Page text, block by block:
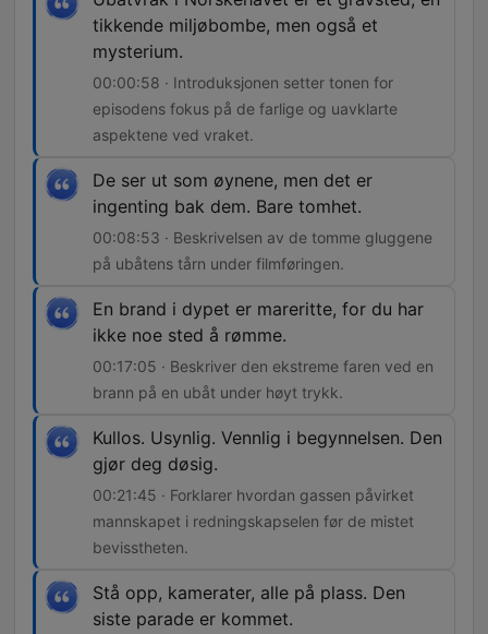
tikkende miljøbombe, men også et
mysterium.
00:00:58 · Introduksjonen setter tonen for
episodens fokus på de farlige og uavklarte
aspektene ved vraket.
De ser ut som øynene, men det er
ingenting bak dem. Bare tomhet.
00:08:53 · Beskrivelsen av de tomme gluggene
på ubåtens tårn under filmføringen.
En brand i dypet er mareritte, for du har
ikke noe sted å rømme.
00:17:05 · Beskriver den ekstreme faren ved en
brann på en ubåt under høyt trykk.
Kullos. Usynlig. Vennlig i begynnelsen. Den
gjør deg døsig.
00:21:45 · Forklarer hvordan gassen påvirket
mannskapet i redningskapselen før de mistet
bevisstheten.
Stå opp, kamerater, alle på plass. Den
siste parade er kommet.